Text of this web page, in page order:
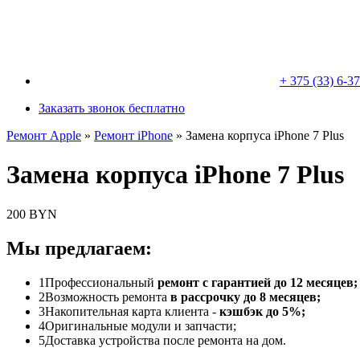
+ 375 (33) 6-
Заказать звонок бесплатно
Ремонт Apple » Ремонт iPhone » Замена корпуса iPhone 7 Plus
Замена корпуса iPhone 7 Plus
200 BYN
Мы предлагаем:
1Профессиональный ремонт с гарантией до 12 месяцев;
2Возможность ремонта в рассрочку до 8 месяцев;
3Накопительная карта клиента - кэшбэк до 5%;
4Оригинальные модули и запчасти;
5Доставка устройства после ремонта на дом.